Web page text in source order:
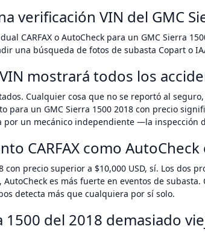
verificación VIN del GMC
CARFAX o AutoCheck para un GMC Sierra
una búsqueda de fotos de subasta Copart o
mostrará todos los
Cualquier cosa que no se reportó al
para un GMC Sierra 1500 2018 con precio
por un mecánico independiente —la inspección
CARFAX como
con precio superior a $10,000 USD, sí. Los
es más fuerte en eventos de
detecta más que cualquiera por sí solo.
1500 del 2018 demasiado